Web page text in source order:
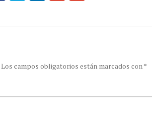
Los campos obligatorios están marcados con*